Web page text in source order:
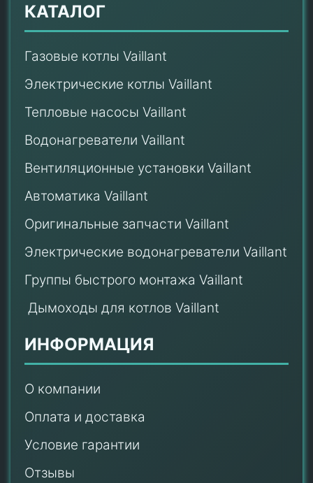
КАТАЛОГ
Газовые котлы Vaillant
Электрические котлы Vaillant
Тепловые насосы Vaillant
Водонагреватели Vaillant
Вентиляционные установки Vaillant
Автоматика Vaillant
Оригинальные запчасти Vaillant
Электрические водонагреватели Vaillant
Группы быстрого монтажа Vaillant
Дымоходы для котлов Vaillant
ИНФОРМАЦИЯ
О компании
Оплата и доставка
Условие гарантии
Отзывы